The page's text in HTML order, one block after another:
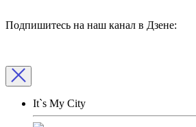
Подпишитесь на наш канал в Дзене:
It`s My City